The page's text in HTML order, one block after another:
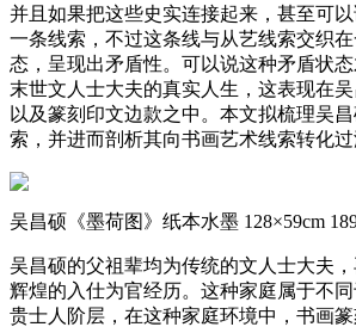
并且如果把这些史实连接起来，甚至可
一条线索，不过这条线与从艺线索交织
态，呈现出矛盾性。可以说这种矛盾状
末世文人士大夫的真实人生，这表现在
以及篆刻印文边款之中。本文拟梳理吴
索，并进而剖析其向书画艺术线索转化过
吴昌硕《墨荷图》纸本水墨 128×59cm
吴昌硕的父祖辈均为传统的文人士大夫
辉煌的入仕为官经历。这种家庭属于不
贵士人阶层，在这种家庭环境中，书画